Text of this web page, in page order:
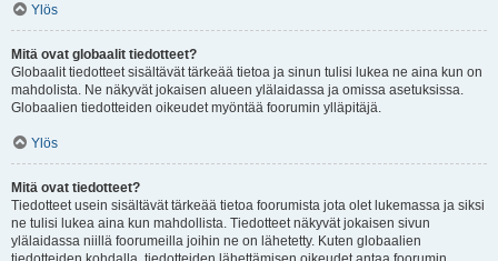
Ylös
Mitä ovat globaalit tiedotteet?
Globaalit tiedotteet sisältävät tärkeää tietoa ja sinun tulisi lukea ne aina kun on
mahdolista. Ne näkyvät jokaisen alueen ylälaidassa ja omissa asetuksissa.
Globaalien tiedotteiden oikeudet myöntää foorumin ylläpitäjä.
Ylös
Mitä ovat tiedotteet?
Tiedotteet usein sisältävät tärkeää tietoa foorumista jota olet lukemassa ja siksi
ne tulisi lukea aina kun mahdollista. Tiedotteet näkyvät jokaisen sivun
ylälaidassa niillä foorumeilla joihin ne on lähetetty. Kuten globaalien